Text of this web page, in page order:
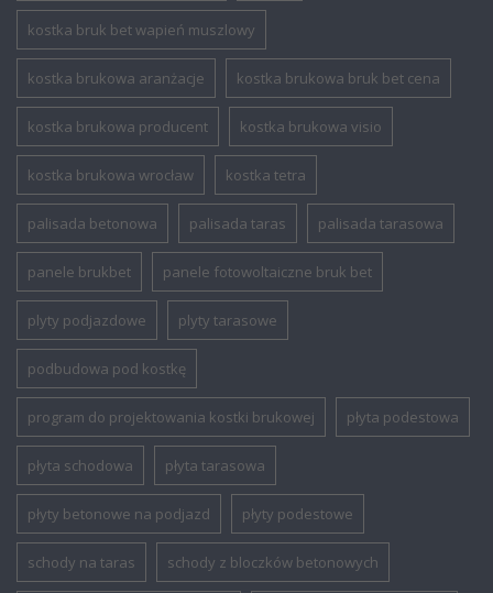
kostka bruk bet wapień muszlowy
kostka brukowa aranżacje kostka brukowa bruk bet cena
kostka brukowa producent kostka brukowa visio
kostka brukowa wrocław kostka tetra
palisada betonowa palisada taras palisada tarasowa
panele brukbet panele fotowoltaiczne bruk bet
plyty podjazdowe plyty tarasowe
podbudowa pod kostkę
program do projektowania kostki brukowej płyta podestowa
płyta schodowa płyta tarasowa
płyty betonowe na podjazd płyty podestowe
schody na taras schody z bloczków betonowych